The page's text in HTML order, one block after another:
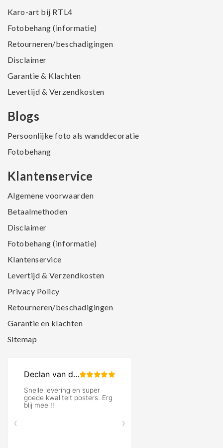
Karo-art bij RTL4
Fotobehang (informatie)
Retourneren/beschadigingen
Disclaimer
Garantie & Klachten
Levertijd & Verzendkosten
Blogs
Persoonlijke foto als wanddecoratie
Fotobehang
Klantenservice
Algemene voorwaarden
Betaalmethoden
Disclaimer
Fotobehang (informatie)
Klantenservice
Levertijd & Verzendkosten
Privacy Policy
Retourneren/beschadigingen
Garantie en klachten
Sitemap